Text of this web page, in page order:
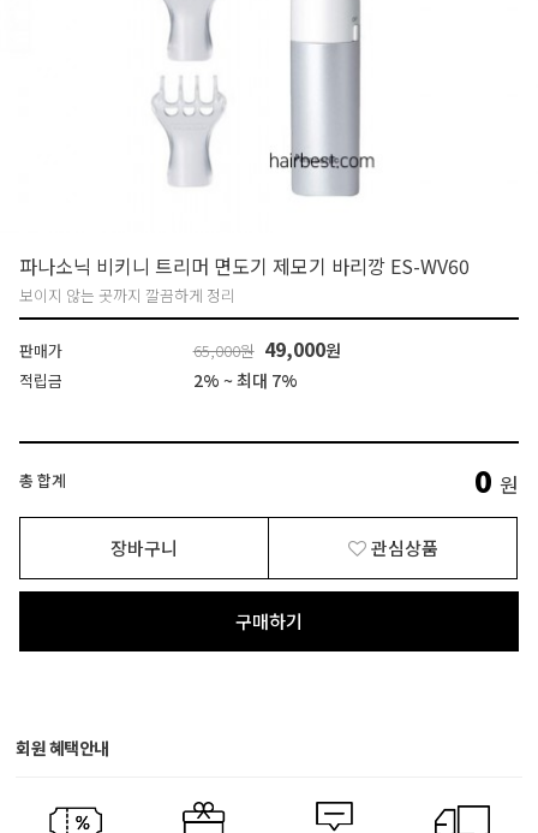
파나소닉 비키니 트리머 면도기 제모기 바리깡 ES-WV60
보이지 않는 곳까지 깔끔하게 정리
판매가 65,000원 49,000원
적립금 2% ~ 최대 7%
총 합계 0 원
장바구니 관심상품
구매하기
회원 혜택안내